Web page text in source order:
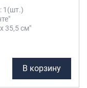
1(шт.)
35,5 см"
В корзину